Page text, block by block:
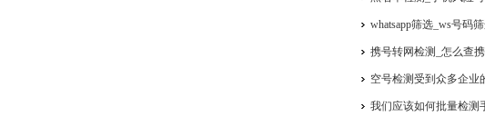
色！
whatsapp筛选_ws号码
作流程，whatsapp如何
携号转网检测_怎么查
测
空号检测受到众多企业
我们应该如何批量检测